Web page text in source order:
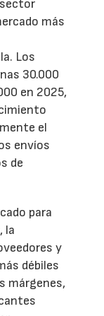
más
Los
30.000
en 2025,
el
envíos
de
para
la
y
débiles
márgenes,